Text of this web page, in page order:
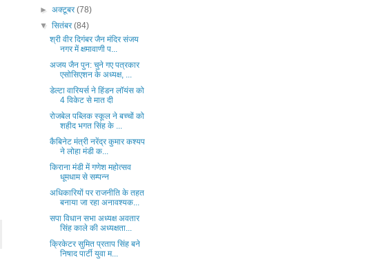
► अक्टूबर(78)
▼ सितंबर(84)
श्री वीर दिगंबर जैन मंदिर संजय
नगर में क्षमावाणी प...
अजय जैन पुन: चुने गए पत्रकार
एसोसिएशन के अध्यक्ष, ...
डेल्टा वारियर्स ने हिंडन लॉयंस को
4 विकेट से मात दी
रोजबेल पब्लिक स्कूल ने बच्चों को
शहीद भगत सिंह के ...
कैबिनेट मंत्री नरेंद्र कुमार कश्यप
ने लोहा मंडी क...
किराना मंडी में गणेश महोत्सव
धूमधाम से सम्पन्न
अधिकारियों पर राजनीति के तहत
बनाया जा रहा अनावश्यक...
सपा विधान सभा अध्यक्ष अवतार
सिंह काले की अध्यक्षता...
क्रिकेटर सुमित प्रताप सिंह बने
निषाद पार्टी युवा म...